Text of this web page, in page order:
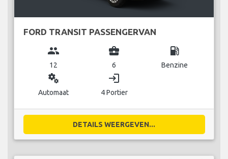
FORD TRANSIT PASSENGERVAN
group
12
business_center
6
local_gas_station
Benzine
miscellaneous_services
Automaat
login
4 Portier
DETAILS WEERGEVEN...